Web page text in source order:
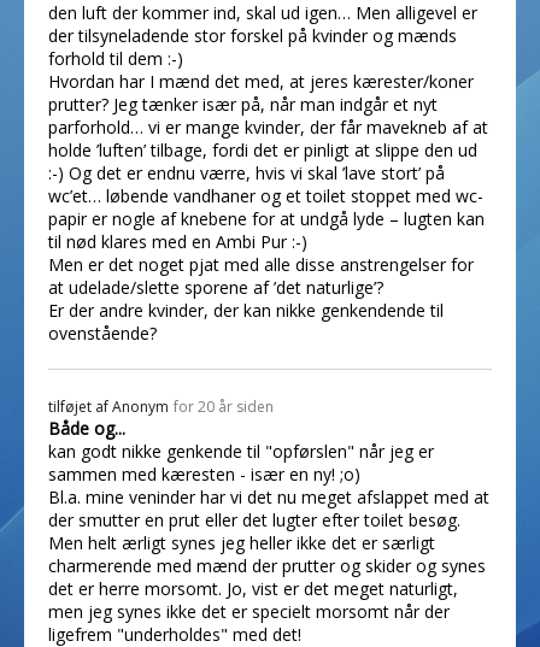
den luft der kommer ind, skal ud igen… Men alligevel er
der tilsyneladende stor forskel på kvinder og mænds
forhold til dem :-)
Hvordan har I mænd det med, at jeres kærester/koner
prutter? Jeg tænker især på, når man indgår et nyt
parforhold… vi er mange kvinder, der får mavekneb af at
holde ’luften’ tilbage, fordi det er pinligt at slippe den ud
:-) Og det er endnu værre, hvis vi skal ’lave stort’ på
wc’et… løbende vandhaner og et toilet stoppet med wc-
papir er nogle af knebene for at undgå lyde – lugten kan
til nød klares med en Ambi Pur :-)
Men er det noget pjat med alle disse anstrengelser for
at udelade/slette sporene af ’det naturlige’?
Er der andre kvinder, der kan nikke genkendende til
ovenstående?
tilføjet afAnonym for 20 år siden
Både og...
kan godt nikke genkende til "opførslen" når jeg er
sammen med kæresten - især en ny! ;o)
Bl.a. mine veninder har vi det nu meget afslappet med at
der smutter en prut eller det lugter efter toilet besøg.
Men helt ærligt synes jeg heller ikke det er særligt
charmerende med mænd der prutter og skider og synes
det er herre morsomt. Jo, vist er det meget naturligt,
men jeg synes ikke det er specielt morsomt når der
ligefrem "underholdes" med det!